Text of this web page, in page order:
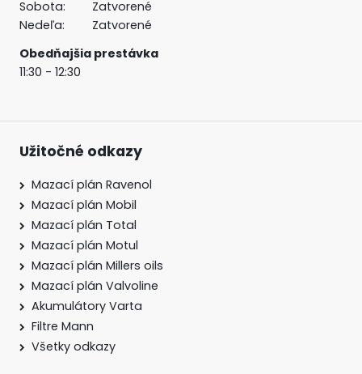
Sobota:
Zatvorené
Nedeľa:
Zatvorené
Obedňajšia prestávka
11:30 - 12:30
Užitočné odkazy
Mazací plán Ravenol
Mazací plán Mobil
Mazací plán Total
Mazací plán Motul
Mazací plán Millers oils
Mazací plán Valvoline
Akumulátory Varta
Filtre Mann
Všetky odkazy